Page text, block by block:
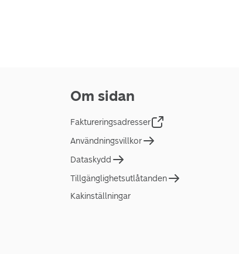
Om sidan
Faktureringsadresser
Användningsvillkor
Dataskydd
Tillgänglighetsutlåtanden
Kakinställningar